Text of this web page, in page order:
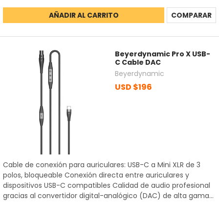
AÑADIR AL CARRITO COMPARAR
Beyerdynamic Pro X USB-
C Cable DAC
Beyerdynamic
USD $196
Cable de conexión para auriculares: USB-C a Mini XLR de 3
polos, bloqueable Conexión directa entre auriculares y
dispositivos USB-C compatibles Calidad de audio profesional
gracias al convertidor digital-analógico (DAC) de alta gama...